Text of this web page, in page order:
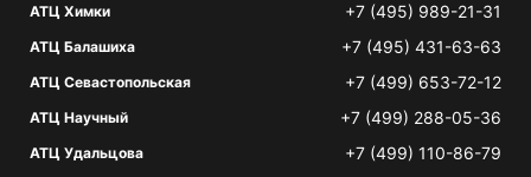
АТЦ Химки +7 (495) 989-21-31
АТЦ Балашиха +7 (495) 431-63-63
АТЦ Севастопольская +7 (499) 653-72-12
АТЦ Научный +7 (499) 288-05-36
АТЦ Удальцова +7 (499) 110-86-79